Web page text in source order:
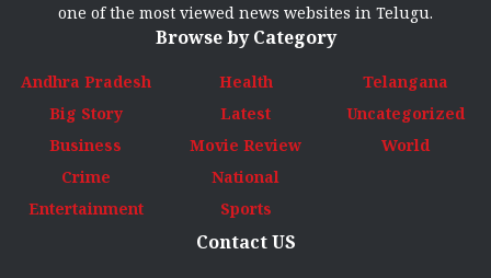
one of the most viewed news websites in Telugu.
Browse by Category
Andhra Pradesh
Big Story
Business
Crime
Entertainment
Health
Latest
Movie Review
National
Sports
Telangana
Uncategorized
World
Contact US